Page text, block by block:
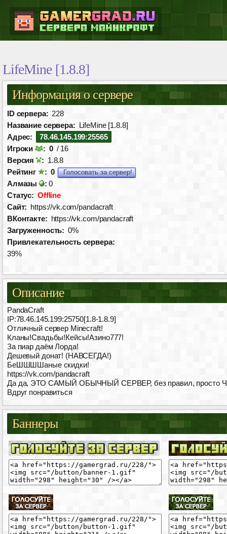
LifeMine [1.8.8]
Информация о сервере
ID сервера: 228
Название сервера: LifeMine [1.8.8]
Адрес:
78.46.145.199:25565
Игроки
: 0 / 16
Версия
: 1.8.8
Рейтинг
: 0 Голосовать за сервер!
Алмазы : 0
Статус: Offline
Сайт: https://vk.com/pandacraft
ВКонтакте: https://vk.com/pandacraft
Загруженность: 0%
Привлекательность сервера:
39%
Описание
PandaCraft
IP:78.46.145.199:25750[1.8-1.8.9]
Отличный сервер Minecraft!
Кланы!Свадьбы!Кейсы!Азино777!
За пиар даём Лорда!
Дешевый донат! (НАВСЕГДА!)
БеШШШШаные скидки!
https://vk.com/pandacraft
Да да, ЭТО САМЫЙ ОБЫЧНЫЙ СЕРВЕР, без правил, просто
Вдруг понравиться
Баннеры